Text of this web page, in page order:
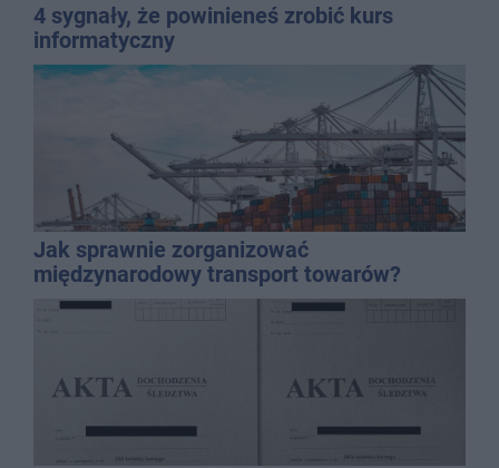
4 sygnały, że powinieneś zrobić kurs
informatyczny
Jak sprawnie zorganizować
międzynarodowy transport towarów?